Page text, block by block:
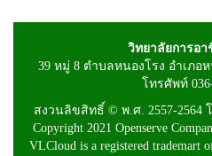
วิทยาลัยการอ
39 หมู่ 8 ตำบลหนองโรง อำเภอ
โทรศัพท์
สงวนลิขสิทธิ์ © พ.ศ. 2557-2564
Copyright 2021 Openserve
VLCloud is a registered trademart